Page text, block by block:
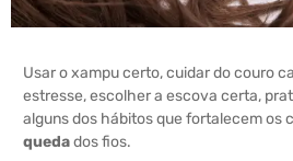
Usar o xampu certo, cuidar do couro
estresse, escolher a escova certa,
alguns dos hábitos que fortalecem os
quedados fios.